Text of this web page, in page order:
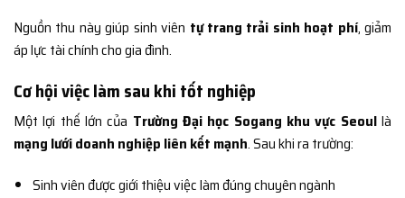
Nguồn thu này giúp sinh viên tự trang trải sinh hoạt phí, giảm
áp lực tài chính cho gia đình.
Cơ hội việc làm sau khi tốt nghiệp
Một lợi thế lớn của Trường Đại học Sogang khu vực Seoullà
mạng lưới doanh nghiệp liên kết mạnh. Sau khi ra trường:
Sinh viên được giới thiệu việc làm đúng chuyên ngành